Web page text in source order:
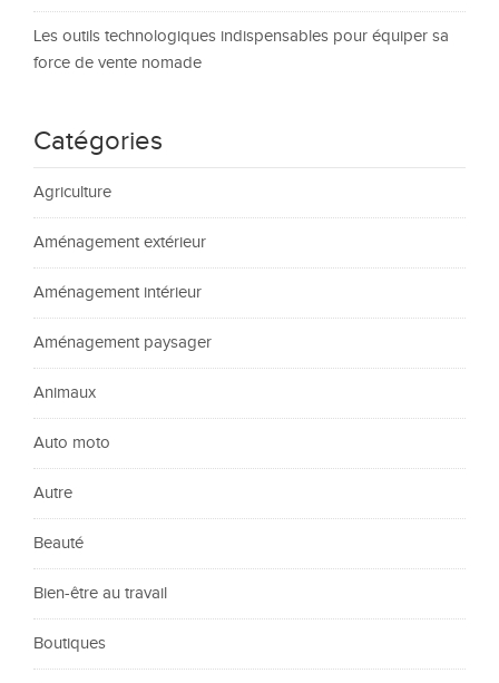
Les outils technologiques indispensables pour équiper sa
force de vente nomade
Catégories
Agriculture
Aménagement extérieur
Aménagement intérieur
Aménagement paysager
Animaux
Auto moto
Autre
Beauté
Bien-être au travail
Boutiques